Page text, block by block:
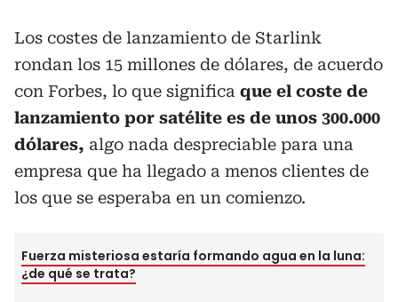
Los costes de lanzamiento de Starlink
rondan los 15 millones de dólares, de acuerdo
con Forbes, lo que significa que el coste de
lanzamiento por satélite es de unos 300.000
dólares, algo nada despreciable para una
empresa que ha llegado a menos clientes de
los que se esperaba en un comienzo.
Fuerza misteriosa estaría formando agua en la luna:
¿de qué se trata?